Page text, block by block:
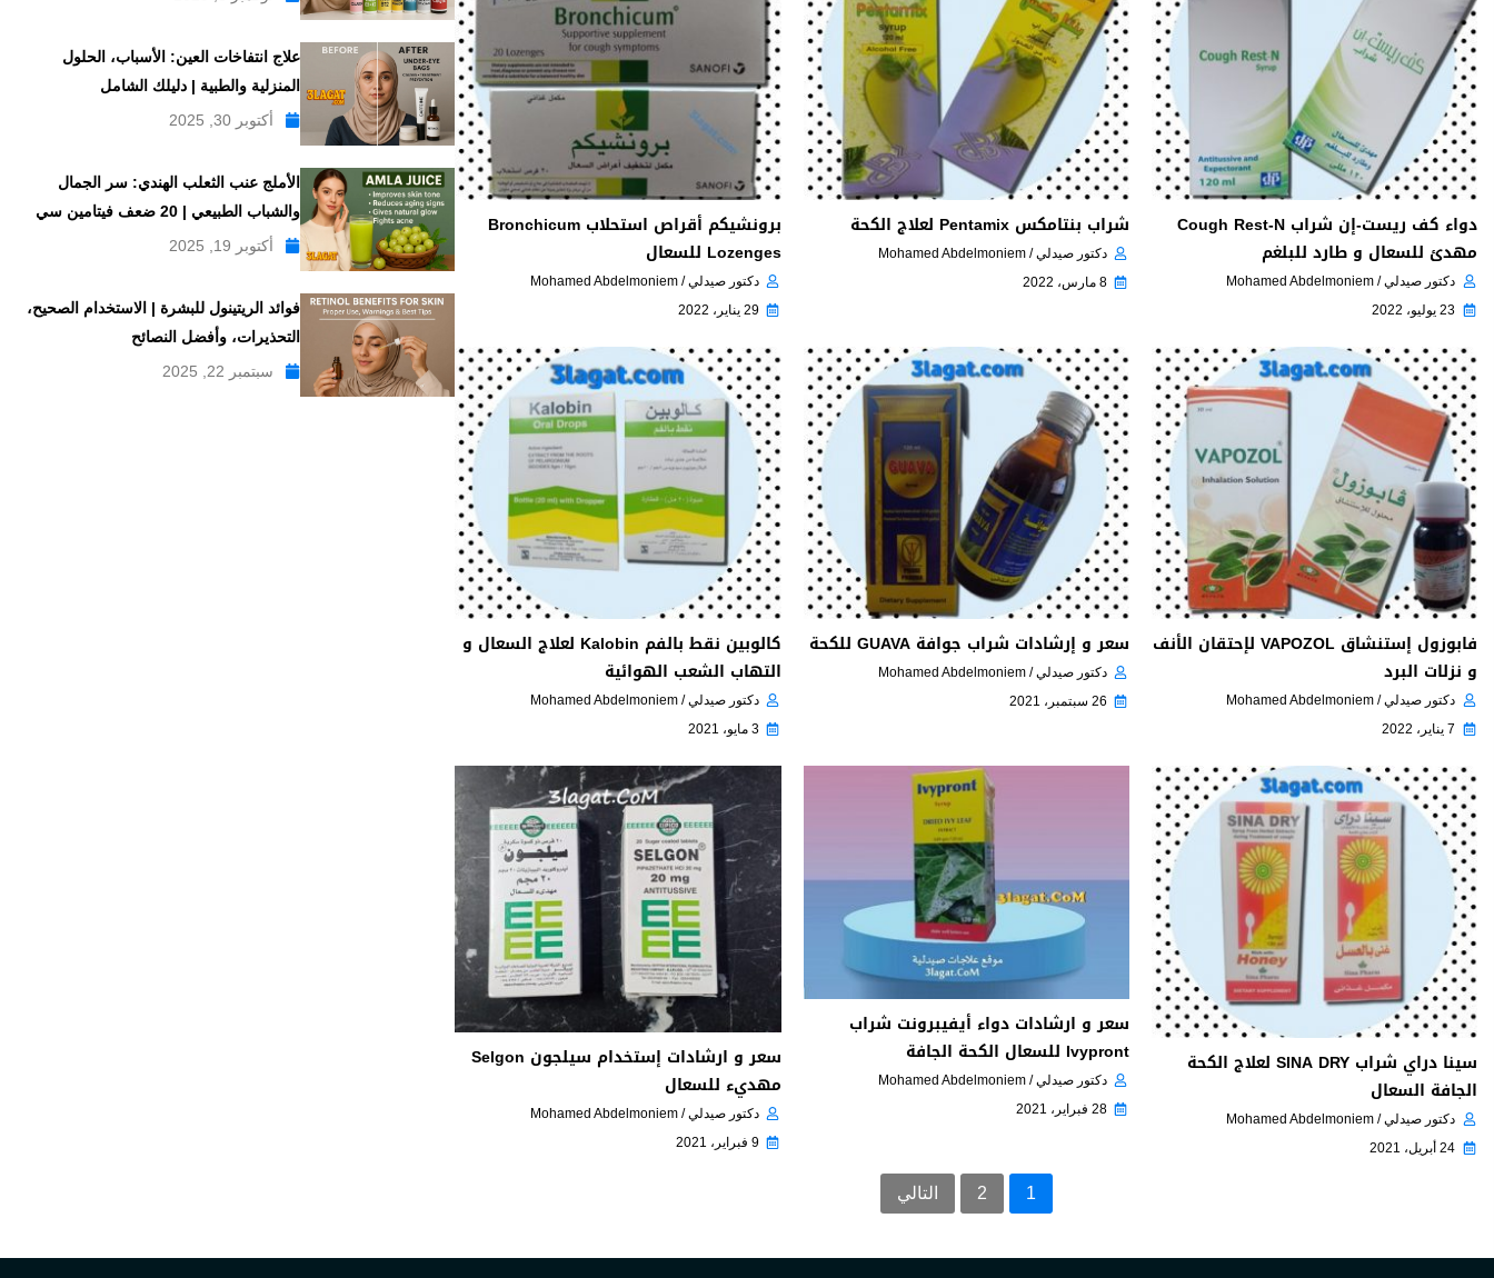
دواء كف ريست-إن شراب Cough Rest-N
مهدئ للسعال و طارد للبلغم
دكتور صيدلي / Mohamed Abdelmoniem
23 يوليو، 2022
شراب بنتامكس Pentamix لعلاج الكحة
دكتور صيدلي / Mohamed Abdelmoniem
8 مارس، 2022
برونشيكم أقراص استحلاب Bronchicum
Lozenges للسعال
دكتور صيدلي / Mohamed Abdelmoniem
29 يناير، 2022
فابوزول إستنشاق VAPOZOL لإحتقان الأنف
و نزلات البرد
دكتور صيدلي / Mohamed Abdelmoniem
7 يناير، 2022
سعر و إرشادات شراب جوافة GUAVA للكحة
دكتور صيدلي / Mohamed Abdelmoniem
26 سبتمبر، 2021
كالوبين نقط بالفم Kalobin لعلاج السعال و
التهاب الشعب الهوائية
دكتور صيدلي / Mohamed Abdelmoniem
3 مايو، 2021
سينا دراي شراب SINA DRY لعلاج الكحة
الجافة السعال
دكتور صيدلي / Mohamed Abdelmoniem
24 أبريل، 2021
سعر و ارشادات دواء أيفيبرونت شراب
Ivypront للسعال الكحة الجافة
دكتور صيدلي / Mohamed Abdelmoniem
28 فبراير، 2021
سعر و ارشادات إستخدام سيلجون Selgon
مهديء للسعال
دكتور صيدلي / Mohamed Abdelmoniem
9 فبراير، 2021
1
2 التالي
علاج انتفاخات العين: الأسباب، الحلول
المنزلية والطبية | دليلك الشامل
أكتوبر 30, 2025
الأملج عنب الثعلب الهندي: سر الجمال
والشباب الطبيعي | 20 ضعف فيتامين سي
أكتوبر 19, 2025
فوائد الريتينول للبشرة | الاستخدام الصحيح،
التحذيرات، وأفضل النصائح
سبتمبر 22, 2025